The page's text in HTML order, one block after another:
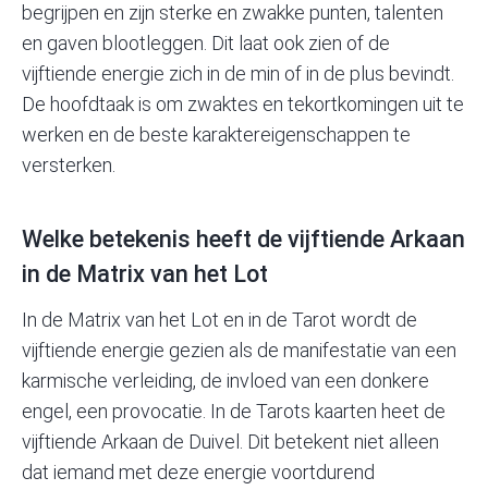
begrijpen en zijn sterke en zwakke punten, talenten
en gaven blootleggen. Dit laat ook zien of de
vijftiende energie zich in de min of in de plus bevindt.
De hoofdtaak is om zwaktes en tekortkomingen uit te
werken en de beste karaktereigenschappen te
versterken.
Welke betekenis heeft de vijftiende Arkaan
in de Matrix van het Lot
In de Matrix van het Lot en in de Tarot wordt de
vijftiende energie gezien als de manifestatie van een
karmische verleiding, de invloed van een donkere
engel, een provocatie. In de Tarots kaarten heet de
vijftiende Arkaan de Duivel. Dit betekent niet alleen
dat iemand met deze energie voortdurend